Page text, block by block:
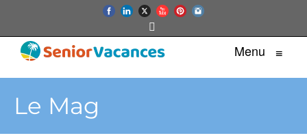
Menu ≡
Le Mag